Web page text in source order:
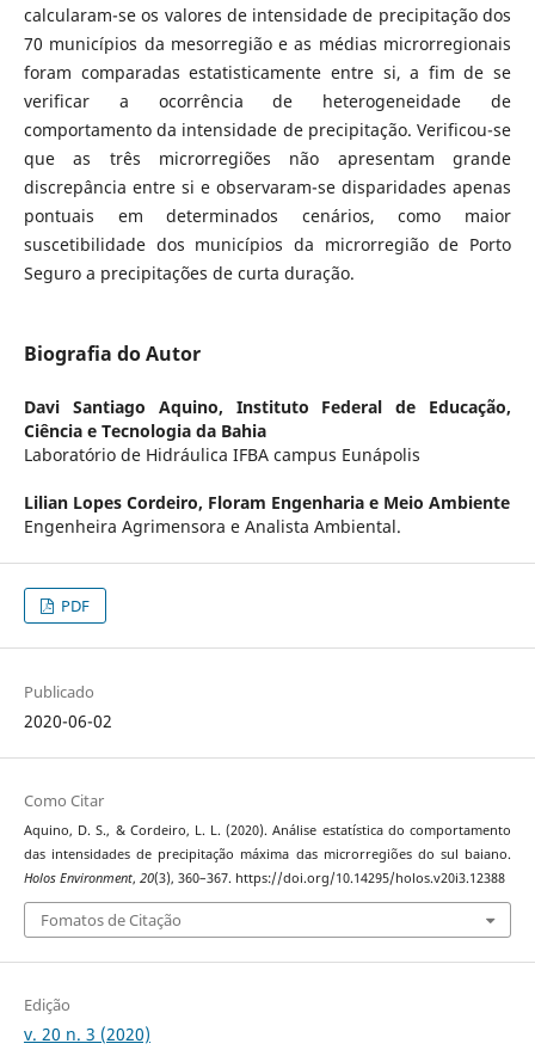
calcularam-se os valores de intensidade de precipitação dos
70 municípios da mesorregião e as médias microrregionais
foram comparadas estatisticamente entre si, a fim de se
verificar a ocorrência de heterogeneidade de
comportamento da intensidade de precipitação. Verificou-se
que as três microrregiões não apresentam grande
discrepância entre si e observaram-se disparidades apenas
pontuais em determinados cenários, como maior
suscetibilidade dos municípios da microrregião de Porto
Seguro a precipitações de curta duração.
Biografia do Autor
Davi Santiago Aquino, Instituto Federal de Educação,
Ciência e Tecnologia da Bahia
Laboratório de Hidráulica IFBA campus Eunápolis
Lilian Lopes Cordeiro, Floram Engenharia e Meio Ambiente
Engenheira Agrimensora e Analista Ambiental.
PDF
Publicado
2020-06-02
Como Citar
Aquino, D. S., & Cordeiro, L. L. (2020). Análise estatística do comportamento
das intensidades de precipitação máxima das microrregiões do sul baiano.
Holos Environment, 20(3), 360–367. https://doi.org/10.14295/holos.v20i3.12388
Fomatos de Citação
Edição
v. 20 n. 3 (2020)